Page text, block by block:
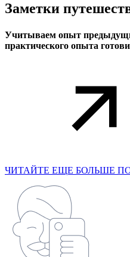
Заметки
Учитываем опыт
практического опыта
ЧИТАЙТЕ ЕЩЕ БОЛЬШЕ